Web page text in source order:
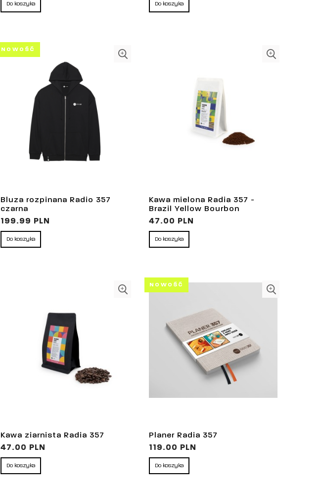
Do koszyka Do koszyka
Bluza rozpinana Radio 357
czarna
199.99 PLN
Do koszyka
NOWOŚĆ
Kawa mielona Radia 357 -
Brazil Yellow Bourbon
47.00 PLN
Do koszyka
Kawa ziarnista Radia 357
47.00 PLN
Do koszyka
Planer Radia 357
119.00 PLN
Do koszyka
NOWOŚĆ